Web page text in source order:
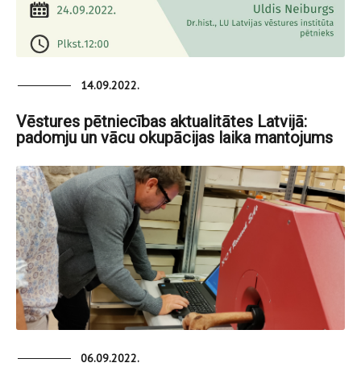
14.09.2022.
Vēstures pētniecības aktualitātes Latvijā:
padomju un vācu okupācijas laika mantojums
06.09.2022.